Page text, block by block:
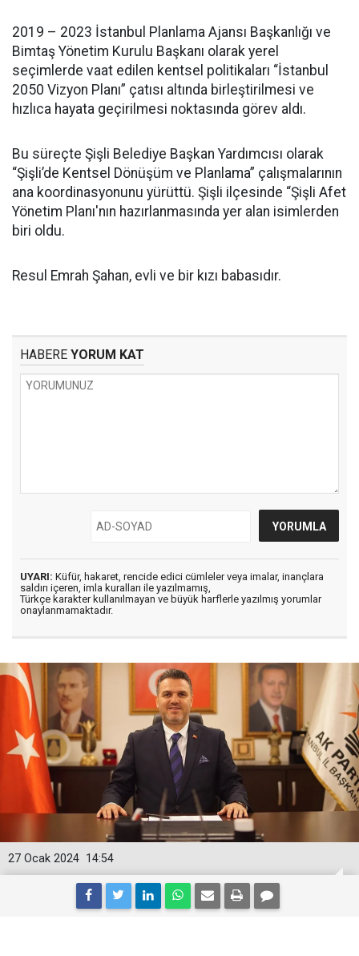
2019 – 2023 İstanbul Planlama Ajansı Başkanlığı ve
Bimtaş Yönetim Kurulu Başkanı olarak yerel
seçimlerde vaat edilen kentsel politikaları “İstanbul
2050 Vizyon Planı” çatısı altında birleştirilmesi ve
hızlıca hayata geçirilmesi noktasında görev aldı.
Bu süreçte Şişli Belediye Başkan Yardımcısı olarak
“Şişli’de Kentsel Dönüşüm ve Planlama” çalışmalarının
ana koordinasyonunu yürüttü. Şişli ilçesinde “Şişli Afet
Yönetim Planı'nın hazırlanmasında yer alan isimlerden
biri oldu.
Resul Emrah Şahan, evli ve bir kızı babasıdır.
HABERE YORUM KAT
UYARI: Küfür, hakaret, rencide edici cümleler veya imalar, inançlara
saldırı içeren, imla kuralları ile yazılmamış,
Türkçe karakter kullanılmayan ve büyük harflerle yazılmış yorumlar
onaylanmamaktadır.
14:54
27 Ocak 2024